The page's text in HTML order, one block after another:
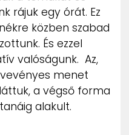
rájuk egy órát. Ez
közben szabad
És ezzel
valóságunk. Az,
menet
a végső forma
alakult.